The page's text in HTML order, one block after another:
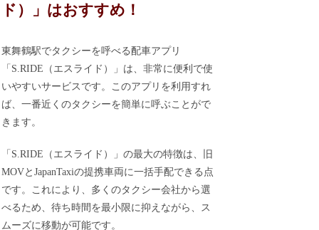
ド）」はおすすめ！
東舞鶴駅でタクシーを呼べる配車アプリ
「S.RIDE（エスライド）」は、非常に便利で使
いやすいサービスです。このアプリを利用すれ
ば、一番近くのタクシーを簡単に呼ぶことがで
きます。
「S.RIDE（エスライド）」の最大の特徴は、旧
MOVとJapanTaxiの提携車両に一括手配できる点
です。これにより、多くのタクシー会社から選
べるため、待ち時間を最小限に抑えながら、ス
ムーズに移動が可能です。